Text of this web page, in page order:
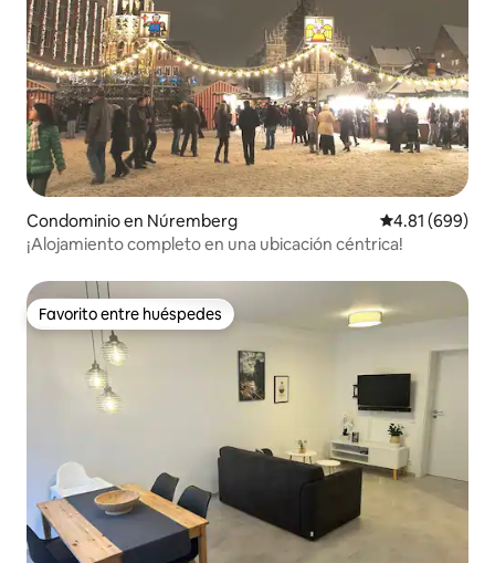
Condominio en Núremberg Calificación
4.81 (699)
¡Alojamiento completo en una ubicación céntrica!
Favorito entre huéspedes
Favorito entre huéspedes